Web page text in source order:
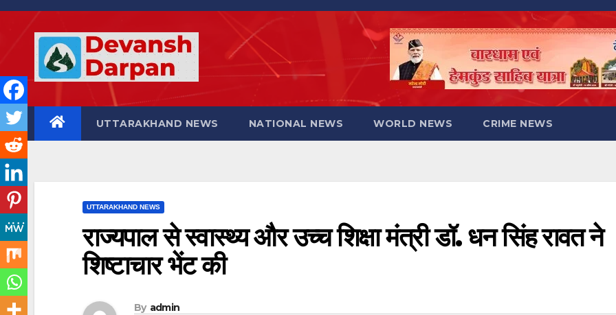
Skip
UTTARAKHAND NEWS NATIONAL NEWS WORLD NEWS CRIME NEWS
UTTARAKHAND NEWS
राज्यपाल से स्वास्थ्य और उच्च शिक्षा मंत्री डॉ. धन सिंह रावत ने
शिष्टाचार भेंट की
By admin